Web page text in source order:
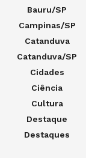
Bauru/SP
Campinas/SP
Catanduva
Catanduva/SP
Cidades
Ciência
Cultura
Destaque
Destaques